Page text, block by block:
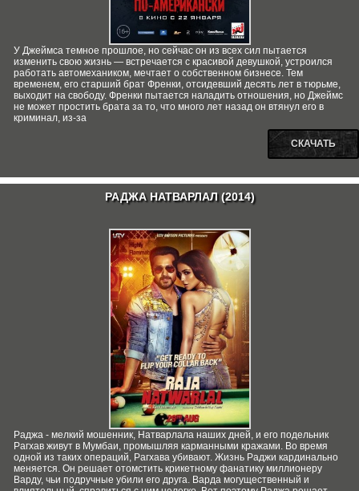
У Джеймса темное прошлое, но сейчас он из всех сил пытается
изменить свою жизнь — встречается с красивой девушкой, устроился
работать автомехаником, мечтает о собственном бизнесе. Тем
временем, его старший брат Френки, отсидевший десять лет в тюрьме,
выходит на свободу. Френки пытается наладить отношения, но Джеймс
не может простить брата за то, что много лет назад он втянул его в
криминал, из-за
СКАЧАТЬ
РАДЖА НАТВАРЛАЛ (2014)
Раджа - мелкий мошенник, Натварлала наших дней, и его подельник
Рагхав живут в Мумбаи, промышляя карманными кражами. Во время
одной из таких операций, Рагхава убивают. Жизнь Раджи кардинально
меняется. Он решает отомстить крикетному фанатику миллионеру
Варду, чьи подручные убили его друга. Варда могущественный и